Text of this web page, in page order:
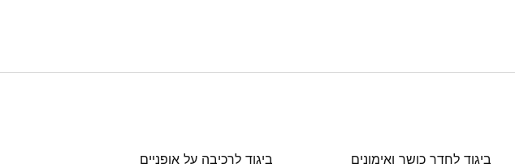
ביגוד לרכיבה על אופניים ביגוד לחדר כושר ואימונים